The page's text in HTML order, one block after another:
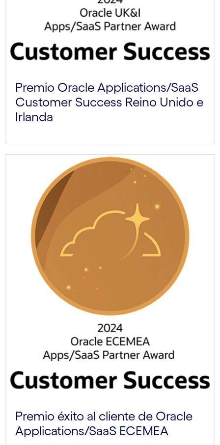
Premio Oracle Applications/SaaS
Customer Success Reino Unido e
Irlanda
Premio éxito al cliente de Oracle
Applications/SaaS ECEMEA